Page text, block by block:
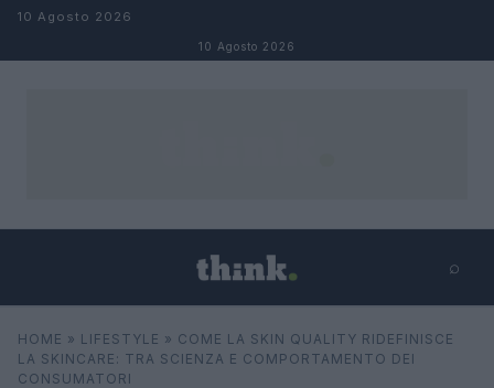
Salta al contenuto
10 Agosto 2026
10 Agosto 2026
⌕
Cerca ⌕ ×
HOME » LIFESTYLE » COME LA SKIN QUALITY RIDEFINISCE
LA SKINCARE: TRA SCIENZA E COMPORTAMENTO DEI
CONSUMATORI